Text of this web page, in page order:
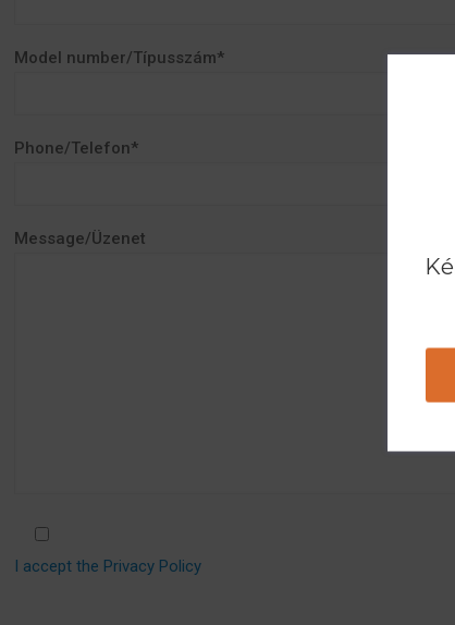
Model number/Típusszám*
Phone/Telefon*
Message/Üzenet
I accept the Privacy Policy